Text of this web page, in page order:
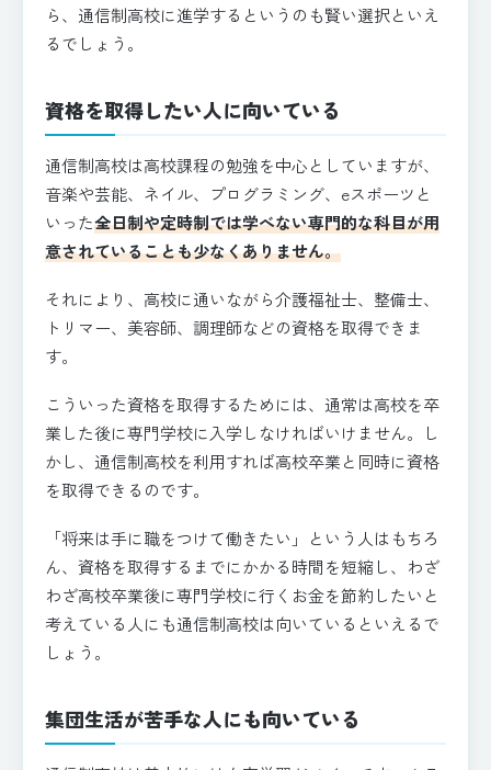
ら、通信制高校に進学するというのも賢い選択といえ
るでしょう。
資格を取得したい人に向いている
通信制高校は高校課程の勉強を中心としていますが、
音楽や芸能、ネイル、プログラミング、eスポーツと
いった全日制や定時制では学べない専門的な科目が用
意されていることも少なくありません。
それにより、高校に通いながら介護福祉士、整備士、
トリマー、美容師、調理師などの資格を取得できま
す。
こういった資格を取得するためには、通常は高校を卒
業した後に専門学校に入学しなければいけません。し
かし、通信制高校を利用すれば高校卒業と同時に資格
を取得できるのです。
「将来は手に職をつけて働きたい」という人はもちろ
ん、資格を取得するまでにかかる時間を短縮し、わざ
わざ高校卒業後に専門学校に行くお金を節約したいと
考えている人にも通信制高校は向いているといえるで
しょう。
集団生活が苦手な人にも向いている